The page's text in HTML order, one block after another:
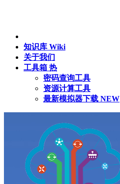
知识库 Wiki
关于我们
工具箱 热
密码查询工具
资源计算工具
最新模拟器下载 NEW